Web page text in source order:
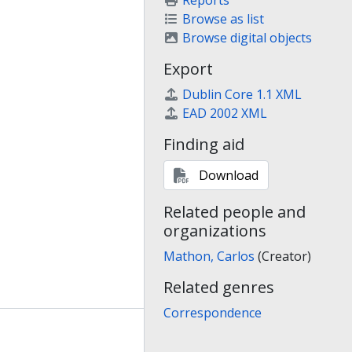
Browse as list
Browse digital objects
Export
Dublin Core 1.1 XML
EAD 2002 XML
Finding aid
Download
Related people and
organizations
Mathon, Carlos (Creator)
Related genres
Correspondence